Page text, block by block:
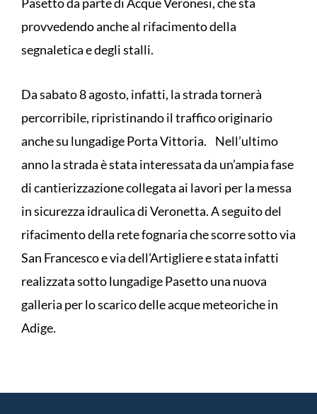
provvedendo anche al rifacimento della
segnaletica e degli stalli.
Da sabato 8 agosto, infatti, la strada tornerà
percorribile, ripristinando il traffico originario
anche su lungadige Porta Vittoria. Nell’ultimo
anno la strada è stata interessata da un’ampia fase
di cantierizzazione collegata ai lavori per la messa
in sicurezza idraulica di Veronetta. A seguito del
rifacimento della rete fognaria che scorre sotto via
San Francesco e via dell’Artigliere e stata infatti
realizzata sotto lungadige Pasetto una nuova
galleria per lo scarico delle acque meteoriche in
Adige.